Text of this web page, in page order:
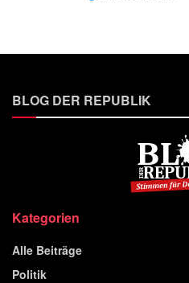
BLOG DER REPUBLIK
Kategorien
Alle Beiträge
Politik